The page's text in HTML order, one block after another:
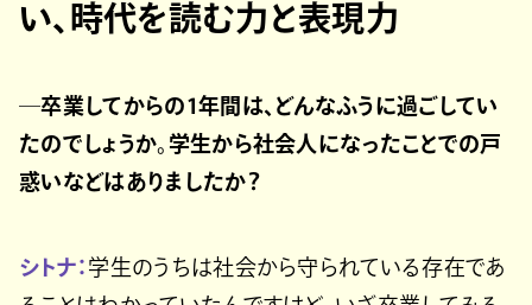
い、時代を読む力と表現力
─卒業してからの1年間は、どんなふうに過ごしてい
たのでしょうか。学生から社会人になったことでの戸
惑いなどはありましたか？
シトナ： 学生のうちは社会から守られている存在であ